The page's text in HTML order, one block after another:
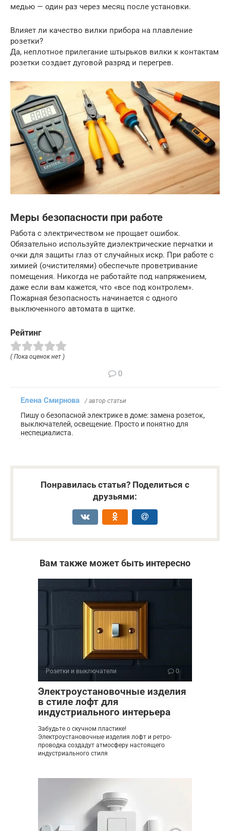
медью — один раз через месяц после установки.
Влияет ли качество вилки прибора на плавление
розетки?
Да, неплотное прилегание штырьков вилки к контактам
розетки создает дуговой разряд и перегрев.
Меры безопасности при работе
Работа с электричеством не прощает ошибок.
Обязательно используйте диэлектрические перчатки и
очки для защиты глаз от случайных искр. При работе с
химией (очистителями) обеспечьте проветривание
помещения. Никогда не работайте под напряжением,
даже если вам кажется, что «все под контролем».
Пожарная безопасность начинается с одного
выключенного автомата в щитке.
Рейтинг
( Пока оценок нет )
0
Елена Смирнова / автор статьи
Пишу о безопасной электрике в доме: замена розеток,
выключателей, освещение. Просто и понятно для
неспециалиста.
Понравилась статья? Поделиться с
друзьями:
Вам также может быть интересно
Розетки и выключатели 0
Электроустановочные изделия
в стиле лофт для
индустриального интерьера
Забудьте о скучном пластике!
Электроустановочные изделия лофт и ретро-
проводка создадут атмосферу настоящего
индустриального стиля